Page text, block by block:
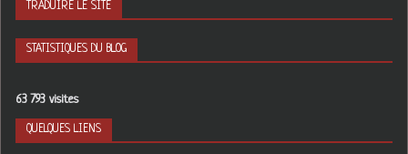
TRADUIRE LE SITE
STATISTIQUES DU BLOG
63 793 visites
QUELQUES LIENS